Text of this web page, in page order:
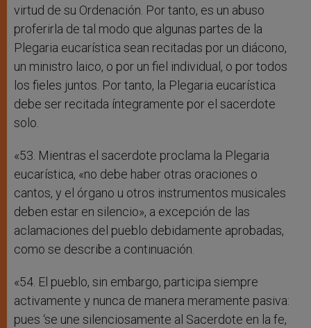
virtud de su Ordenación. Por tanto, es un abuso
proferirla de tal modo que algunas partes de la
Plegaria eucarística sean recitadas por un diácono,
un ministro laico, o por un fiel individual, o por todos
los fieles juntos. Por tanto, la Plegaria eucarística
debe ser recitada íntegramente por el sacerdote
solo.
«53. Mientras el sacerdote proclama la Plegaria
eucarística, «no debe haber otras oraciones o
cantos, y el órgano u otros instrumentos musicales
deben estar en silencio», a excepción de las
aclamaciones del pueblo debidamente aprobadas,
como se describe a continuación.
«54. El pueblo, sin embargo, participa siempre
activamente y nunca de manera meramente pasiva:
pues ‘se une silenciosamente al Sacerdote en la fe,